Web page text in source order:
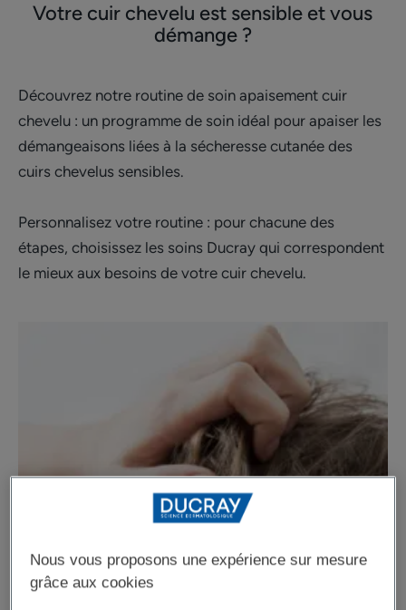
Votre cuir chevelu est sensible et vous
démange ?
Découvrez notre routine de soin apaisement cuir
chevelu : un programme de soin idéal pour apaiser les
démangeaisons liées à la sécheresse cutanée des
cuirs chevelus sensibles.
Personnalisez votre routine : pour chacune des
étapes, choisissez les soins Ducray qui correspondent
le mieux aux besoins de votre cuir chevelu.
Nous vous proposons une expérience sur mesure
grâce aux cookies